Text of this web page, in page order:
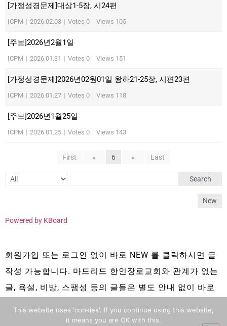
[가정성경문제]대상1-5장, 시24편
ICPM | 2026.02.03 | Votes 0 | Views 105
[주보]2026년2월1일
ICPM | 2026.01.31 | Votes 0 | Views 151
[가정성경문제]2026년02원01일 왕하21-25장, 시편23편
ICPM | 2026.01.27 | Votes 0 | Views 118
[주보]2026년1월25일
ICPM | 2026.01.25 | Votes 0 | Views 143
First « 6 » Last
Search
New
Powered by KBoard
회원가입 또는 로그인 없이 바로 NEW 를 클릭하시면 글
작성 가능합니다. 마드리드 한인장로교회와 관계가 없는
글, 욕설, 비방, 스팸성 등의 글들은 별도 안내 없이 바로
This website uses 'cookies'. If you continue using this website,
it means you are OK with this.